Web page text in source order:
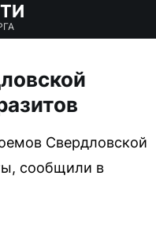
Свердловской
сообщили в